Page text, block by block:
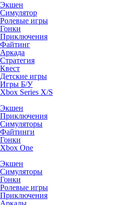
Экшен
Симулятор
Ролевые игры
Гонки
Приключения
Файтинг
Аркада
Стратегия
Квест
Детские игры
Игры Б/У
Xbox Series X/S
Экшен
Приключения
Симуляторы
Файтинги
Гонки
Xbox One
Экшен
Симуляторы
Гонки
Ролевые игры
Приключения
Аркады